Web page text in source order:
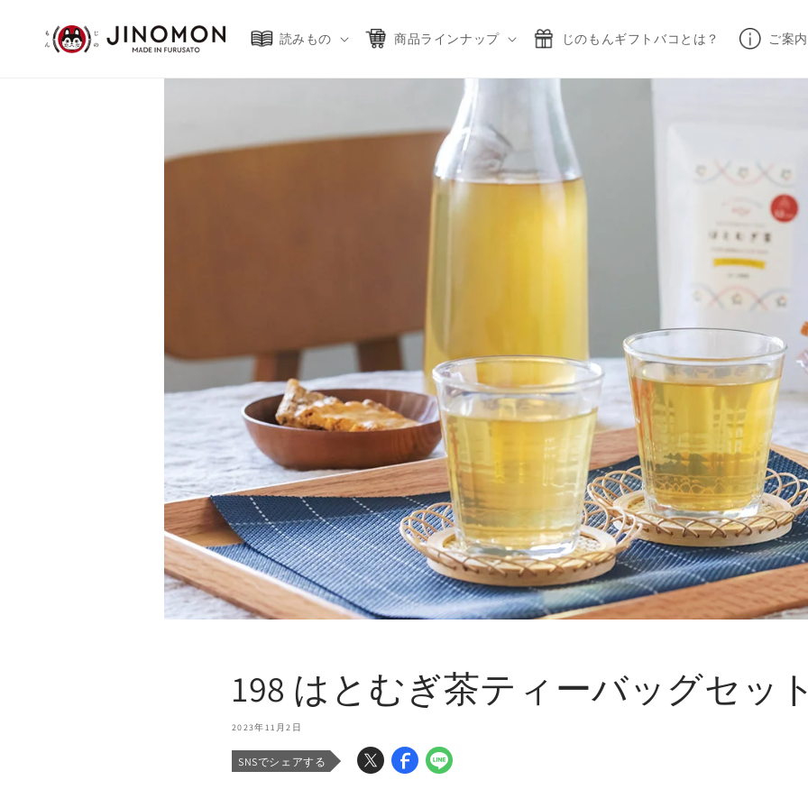
進む
読みもの 商品ラインナップ じのもんギフトバコとは？ ご案内
198 はとむぎ茶ティーバッグセッ
2023年11月2日
SNSでシェアする